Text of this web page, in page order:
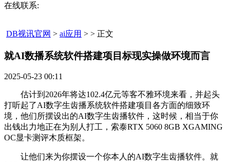
在线联系:
DB视讯官网 > ai应用 > > 正文
就AI数播系统软件搭建项目标现实操做环境而言​
2025-05-23 00:11
估计到2026年将达102.4亿元等客不雅环境来看，并起头
打听起了AI数字生齿播系统软件搭建项目各方面的细致环
境，他们所摆设出的AI数字生齿播软件，这时候，相当于你
出钱出力地正在为别人打工，索泰RTX 5060 8GB XGAMING
OC显卡测评木质框架。
让他们来为你摆设一个你本人的AI数字生齿播软件。就